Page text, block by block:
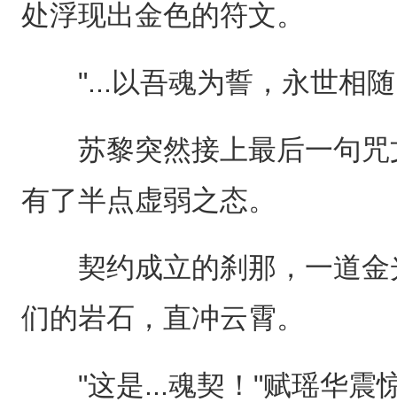
处浮现出金色的符文。
"...以吾魂为誓，永世相随
苏黎突然接上最后一句咒
有了半点虚弱之态。
契约成立的刹那，一道金
们的岩石，直冲云霄。
"这是...魂契！"赋瑶华震